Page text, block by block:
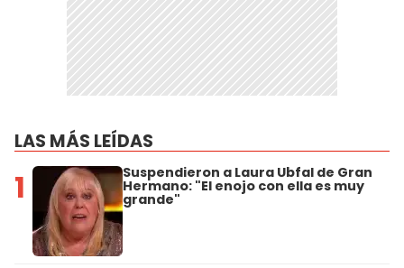
LAS MÁS LEÍDAS
1 Suspendieron a Laura Ubfal de Gran
Hermano: "El enojo con ella es muy
grande"